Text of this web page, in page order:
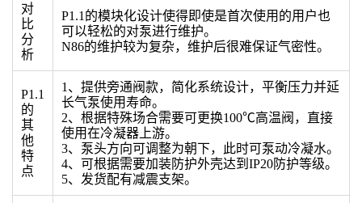
对
比
分
析
P1.1的模块化设计使得即使是首次使用的用户也
可以轻松的对泵进行维护。
N86的维护较为复杂，维护后很难保证气密性。
P1.1
的
其
他
特
点
1、提供旁通阀款，简化系统设计，平衡压力并延
长气泵使用寿命。
2、根据特殊场合需要可更换100℃高温阀，直接
使用在冷凝器上游。
3、泵头方向可调整为朝下，此时可泵动冷凝水。
4、可根据需要加装防护外壳达到IP20防护等级。
5、发货配有减震支架。